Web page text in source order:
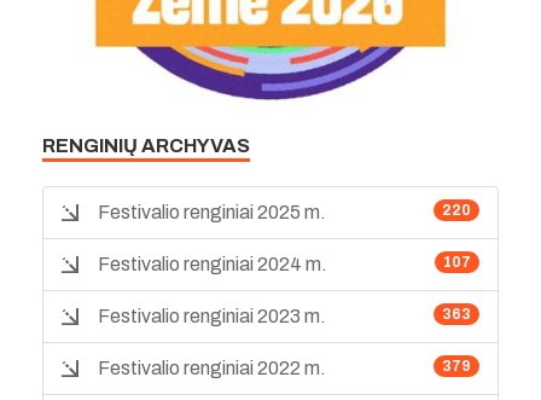
RENGINIŲ ARCHYVAS
220
Festivalio renginiai 2025 m.
107
Festivalio renginiai 2024 m.
363
Festivalio renginiai 2023 m.
379
Festivalio renginiai 2022 m.